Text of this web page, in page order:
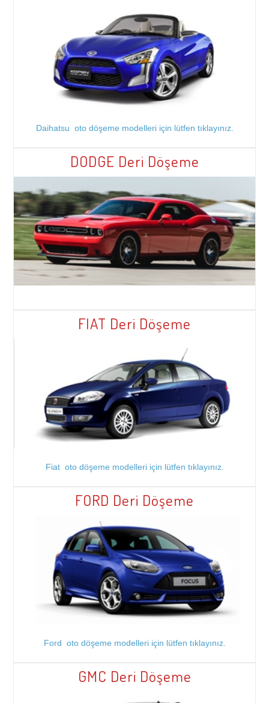
Daihatsu oto döşeme modelleri için lütfen tıklayınız.
DODGE Deri Döşeme
FIAT Deri Döşeme
Fiat oto döşeme modelleri için lütfen tıklayınız.
FORD Deri Döşeme
Ford oto döşeme modelleri için lütfen tıklayınız.
GMC Deri Döşeme